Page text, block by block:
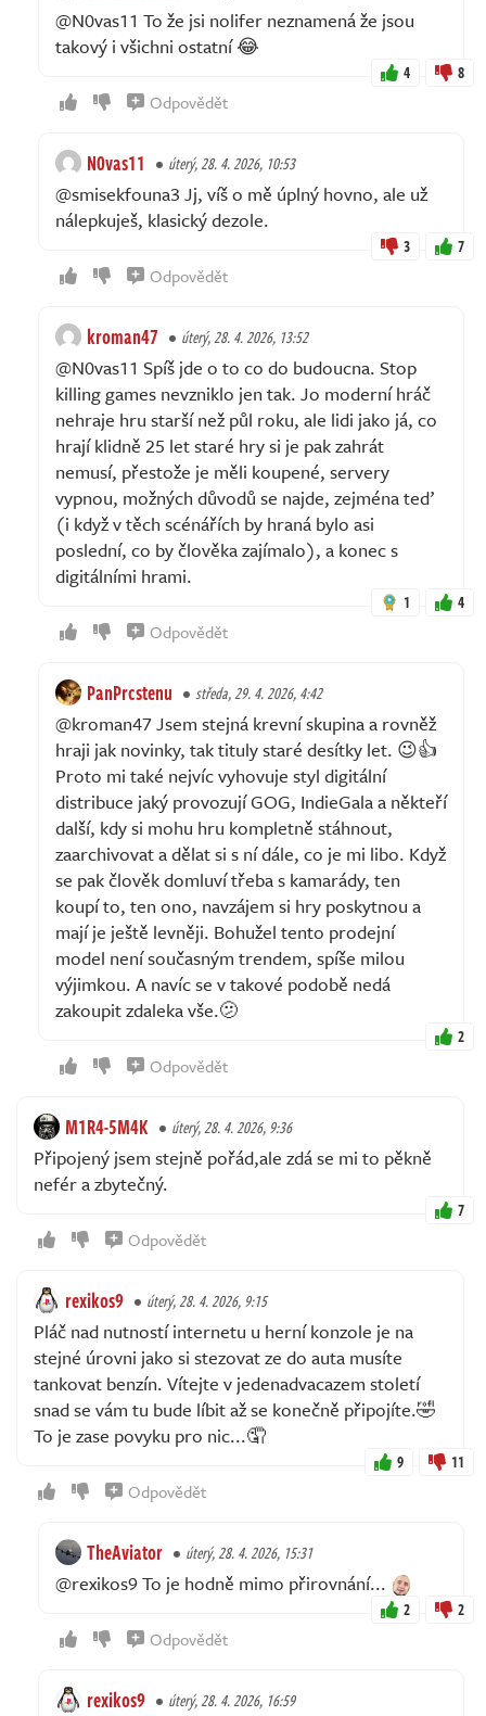
@N0vas11 To že jsi nolifer neznamená že jsou
takový i všichni ostatní 😂
4 8
Odpovědět
N0vas11 úterý, 28. 4. 2026, 10:53
@smisekfouna3 Jj, víš o mě úplný hovno, ale už
nálepkuješ, klasický dezole.
3 7
Odpovědět
kroman47 úterý, 28. 4. 2026, 13:52
@N0vas11 Spíš jde o to co do budoucna. Stop
killing games nevzniklo jen tak. Jo moderní hráč
nehraje hru starší než půl roku, ale lidi jako já, co
hrají klidně 25 let staré hry si je pak zahrát
nemusí, přestože je měli koupené, servery
vypnou, možných důvodů se najde, zejména teď
(i když v těch scénářích by hraná bylo asi
poslední, co by člověka zajímalo), a konec s
digitálními hrami.
1 4
Odpovědět
PanPrcstenu středa, 29. 4. 2026, 4:42
@kroman47 Jsem stejná krevní skupina a rovněž
hraji jak novinky, tak tituly staré desítky let. 😉👍
Proto mi také nejvíc vyhovuje styl digitální
distribuce jaký provozují GOG, IndieGala a někteří
další, kdy si mohu hru kompletně stáhnout,
zaarchivovat a dělat si s ní dále, co je mi libo. Když
se pak člověk domluví třeba s kamarády, ten
koupí to, ten ono, navzájem si hry poskytnou a
mají je ještě levněji. Bohužel tento prodejní
model není současným trendem, spíše milou
výjimkou. A navíc se v takové podobě nedá
zakoupit zdaleka vše.🫤
2
Odpovědět
M1R4-5M4K úterý, 28. 4. 2026, 9:36
Připojený jsem stejně pořád,ale zdá se mi to pěkně
nefér a zbytečný.
7
Odpovědět
rexikos9 úterý, 28. 4. 2026, 9:15
Pláč nad nutností internetu u herní konzole je na
stejné úrovni jako si stezovat ze do auta musíte
tankovat benzín. Vítejte v jedenadvacazem století
snad se vám tu bude líbit až se konečně připojíte.🤣
To je zase povyku pro nic...🤦
9 11
Odpovědět
TheAviator úterý, 28. 4. 2026, 15:31
@rexikos9 To je hodně mimo přirovnání...
2 2
Odpovědět
rexikos9 úterý, 28. 4. 2026, 16:59